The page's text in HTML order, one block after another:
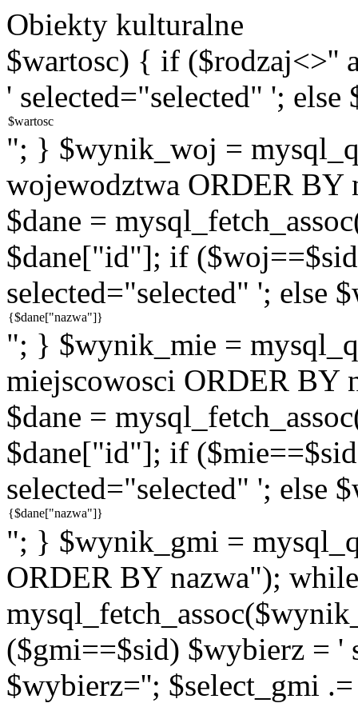
Obiekty kulturalne
$wartosc) { if ($rodzaj<>''
' selected="selected" ';
"; } $wynik_woj =
wojewodztwa ORDER
$dane =
$dane["id"]; if
selected="selected" '; else
"; } $wynik_mie =
miejscowosci ORDER BY
$dane =
$dane["id"]; if
selected="selected" '; else
"; } $wynik_gmi =
ORDER BY nazwa");
($gmi==$sid) $wybierz = '
$wybierz=''; $select_gmi